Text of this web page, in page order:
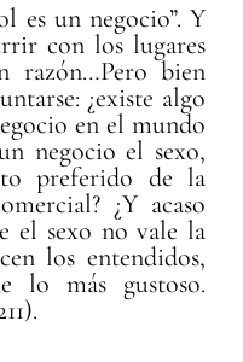
es un negocio”. Y
con los lugares
razón…Pero bien
¿existe algo
en el mundo
negocio el sexo,
preferido de la
¿Y acaso
el sexo no vale la
los entendidos,
lo más gustoso.